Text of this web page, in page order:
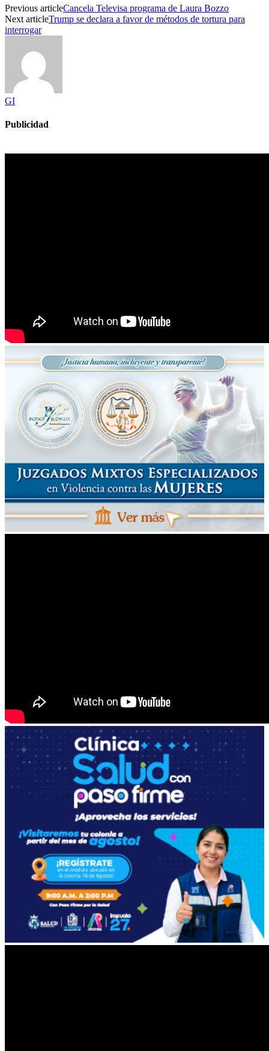
Previous articleCancela Televisa programa de Laura Bozzo
Next articleTrump se declara a favor de métodos de tortura para
interrogar
GI
Publicidad